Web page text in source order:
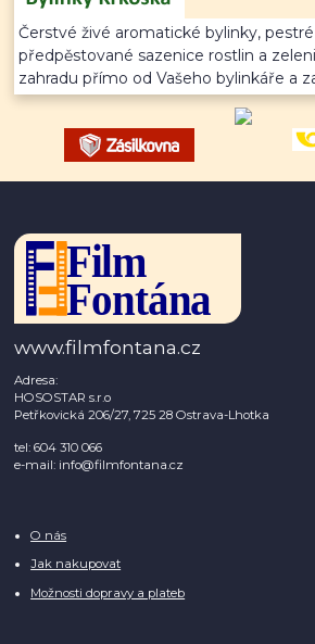
Čerstvé živé aromatické bylinky,
předpěstované sazenice rostlin a
zahradu přímo od Vašeho bylinkáře a
www.filmfontana.cz
Adresa:
HOSOSTAR s.r.o
Petřkovická 206/27, 725 28 Ostrava-Lhotka
tel: 604 310 066
e-mail: info@filmfontana.cz
O nás
Jak nakupovat
Možnosti dopravy a plateb